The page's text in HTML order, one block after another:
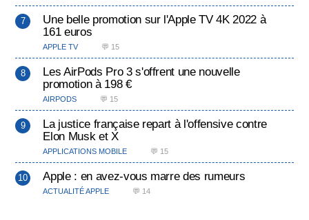
Une belle promotion sur l'Apple TV 4K 2022 à
161 euros
APPLE TV 💬 15
Les AirPods Pro 3 s'offrent une nouvelle
promotion à 198 €
AIRPODS 💬 15
La justice française repart à l'offensive contre
Elon Musk et X
APPLICATIONS MOBILE 💬 15
Apple : en avez-vous marre des rumeurs
ACTUALITÉ APPLE 💬 14